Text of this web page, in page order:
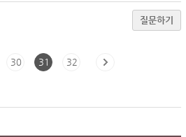
질문하기
30 31 32